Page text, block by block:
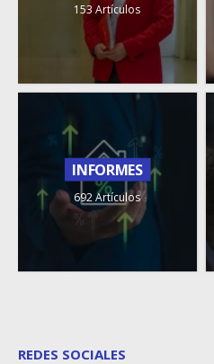
153 Artículos
INFORMES
692 Artículos
REDES SOCIALES